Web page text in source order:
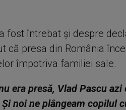
fost întrebat și despre
că presa din România
împotriva familiei sale.
era presă, Vlad Pascu
noi ne plângeam copilul